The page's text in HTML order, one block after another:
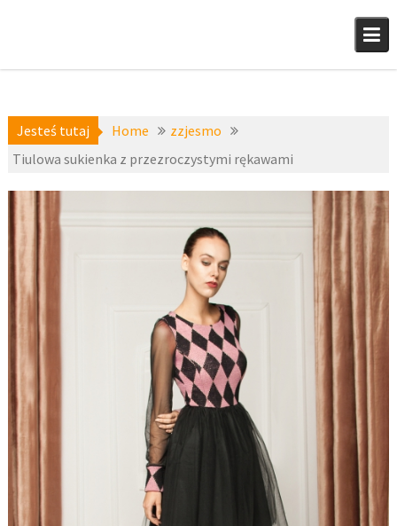
Jesteś tutaj Home
zzjesmo
Tiulowa sukienka z przezroczystymi rękawami
2 lutego
2016
fashion4u.pl
niedostepne